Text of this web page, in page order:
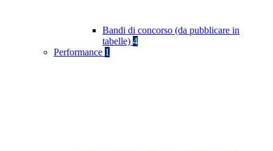
Bandi di concorso (da pubblicare in
tabelle) 4
Performance 1